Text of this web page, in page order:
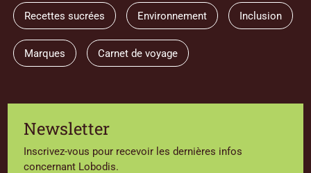
Recettes sucrées Environnement Inclusion
Marques Carnet de voyage
Newsletter
Inscrivez-vous pour recevoir les dernières infos
concernant Lobodis.